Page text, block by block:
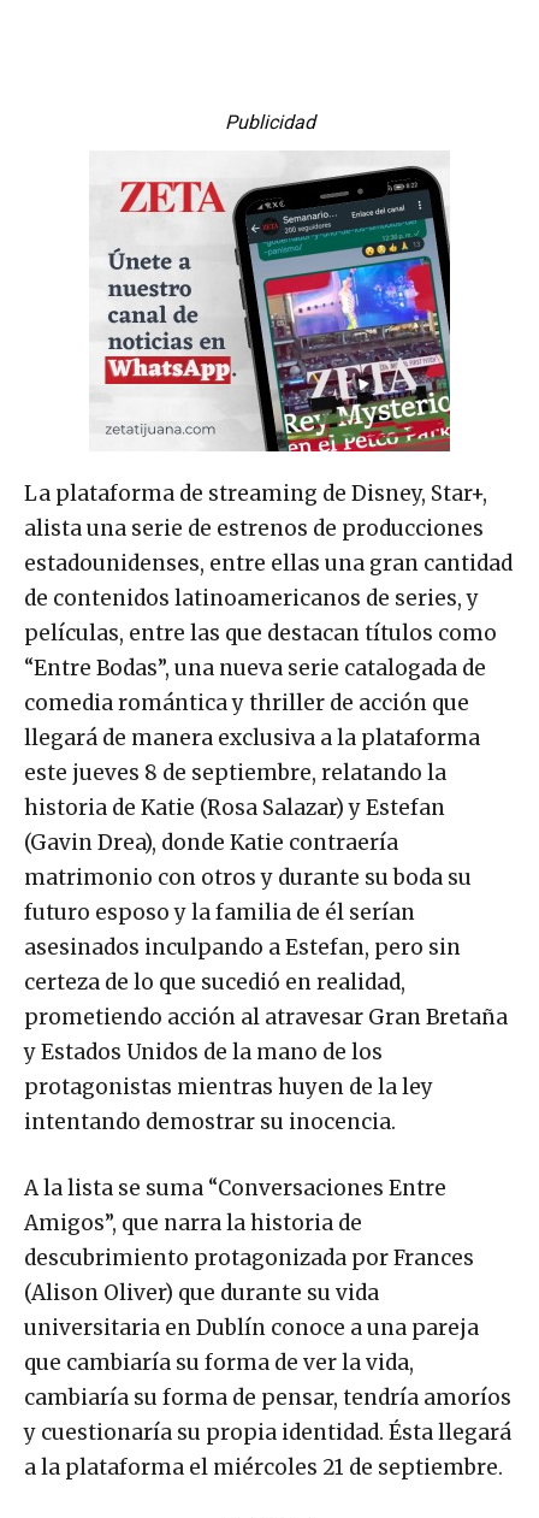
Publicidad
La plataforma de streaming de Disney, Star+,
alista una serie de estrenos de producciones
estadounidenses, entre ellas una gran cantidad
de contenidos latinoamericanos de series, y
películas, entre las que destacan títulos como
“Entre Bodas”, una nueva serie catalogada de
comedia romántica y thriller de acción que
llegará de manera exclusiva a la plataforma
este jueves 8 de septiembre, relatando la
historia de Katie (Rosa Salazar) y Estefan
(Gavin Drea), donde Katie contraería
matrimonio con otros y durante su boda su
futuro esposo y la familia de él serían
asesinados inculpando a Estefan, pero sin
certeza de lo que sucedió en realidad,
prometiendo acción al atravesar Gran Bretaña
y Estados Unidos de la mano de los
protagonistas mientras huyen de la ley
intentando demostrar su inocencia.
A la lista se suma “Conversaciones Entre
Amigos”, que narra la historia de
descubrimiento protagonizada por Frances
(Alison Oliver) que durante su vida
universitaria en Dublín conoce a una pareja
que cambiaría su forma de ver la vida,
cambiaría su forma de pensar, tendría amoríos
y cuestionaría su propia identidad. Ésta llegará
a la plataforma el miércoles 21 de septiembre.